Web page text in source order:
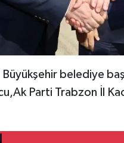
Büyükşehir belediye
Parti Trabzon İl